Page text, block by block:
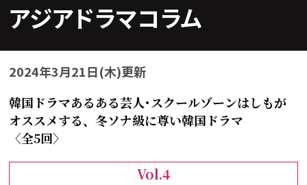
アジアドラマコラム
2024年3月21日(木)更新
韓国ドラマあるある芸人･スクールゾーンはしもが
オススメする、冬ソナ級に尊い韓国ドラマ
〈全5回〉
Vol.4